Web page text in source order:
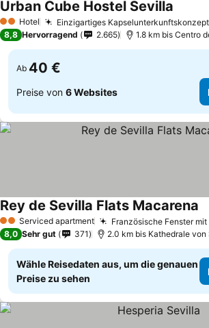
2 Sterne
Hotel Einzigartiges Kapselunterkunftskonzept
Urban Cube Hostel Sevilla
8,8 Hervorragend 2.665 1.8 km bis Centro
Ab 40 €
Preise von 6 Websites
2 SterneServiced apartment Französische Fenster
Rey de Sevilla Flats Macarena
8,0 Sehr gut 371 2.0 km bis Kathedrale von
Wähle Reisedaten aus, um die genauen
Preise zu sehen